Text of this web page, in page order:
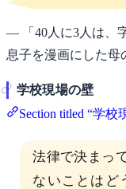
— 「40人に3人は、
息子を漫画にした母
学校現場の壁
Section titled “学校
法律で決まっ
ないことはど